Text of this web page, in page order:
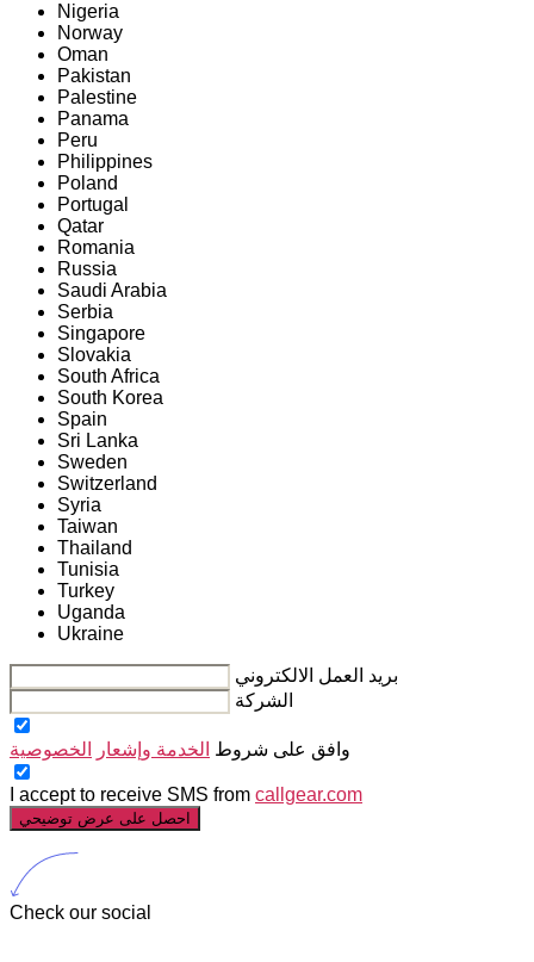
Nigeria
Norway
Oman
Pakistan
Palestine
Panama
Peru
Philippines
Poland
Portugal
Qatar
Romania
Russia
Saudi Arabia
Serbia
Singapore
Slovakia
South Africa
South Korea
Spain
Sri Lanka
Sweden
Switzerland
Syria
Taiwan
Thailand
Tunisia
Turkey
Uganda
Ukraine
بريد العمل الالكتروني
الشركة
وافق على شروط الخدمة وإشعار الخصوصية
I accept to receive SMS from callgear.com
احصل على عرض توضيحي
Check our social